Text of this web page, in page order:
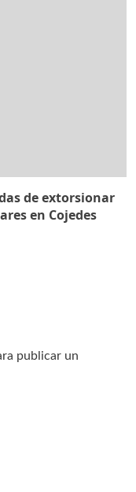
de extorsionar
en Cojedes
publicar un